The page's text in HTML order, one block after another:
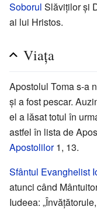
Soborul Slăviților și
ai lui Hristos.
Viața
Apostolul Toma s-a
și a fost pescar.
el a lăsat totul în
astfel în lista de
Apostolilor1, 13.
Sfântul Evanghelist
atunci când
Iudeea: